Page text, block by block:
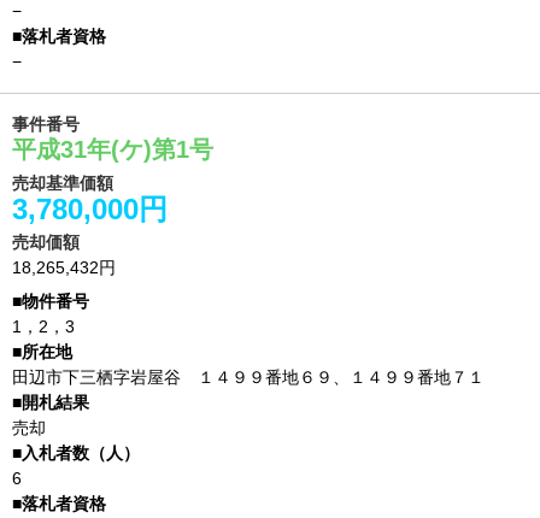
−
−
事件番号
平成31年(ケ)第1号
売却基準価額
3,780,000円
売却価額
18,265,432円
1，2，3
田辺市下三栖字岩屋谷 １４９９番地６９、１４９９番地７１
売却
6